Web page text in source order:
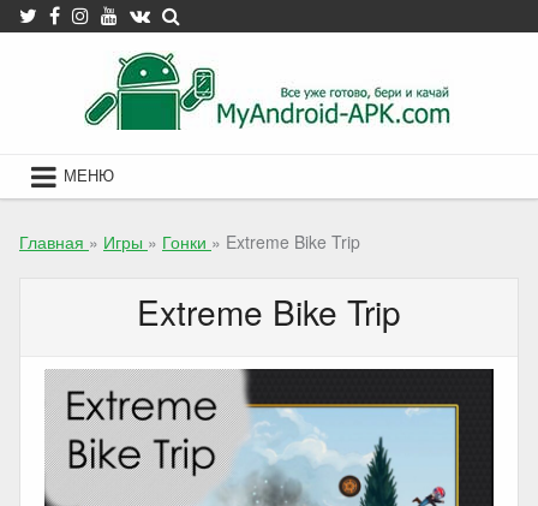
Skip
to
МЕНЮ
Главная » Игры » Гонки » Extreme Bike Trip
Extreme Bike Trip